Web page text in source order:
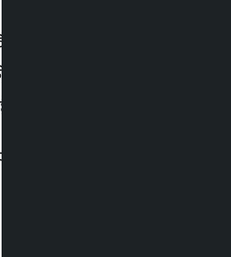
लागि सर्वसाधारणले
साउन १८ गतेसम्म
।
बी’ प्रदान गरेको छ ।